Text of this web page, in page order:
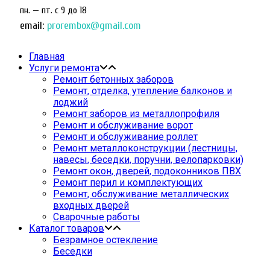
пн. — пт. c 9 до 18
email: prorembox@gmail.com
Главная
Услуги ремонта
Ремонт бетонных заборов
Ремонт, отделка, утепление балконов и
лоджий
Ремонт заборов из металлопрофиля
Ремонт и обслуживание ворот
Ремонт и обслуживание роллет
Ремонт металлоконструкции (лестницы,
навесы, беседки, поручни, велопарковки)
Ремонт окон, дверей, подоконников ПВХ
Ремонт перил и комплектующих
Ремонт, обслуживание металлических
входных дверей
Сварочные работы
Каталог товаров
Безрамное остекление
Беседки